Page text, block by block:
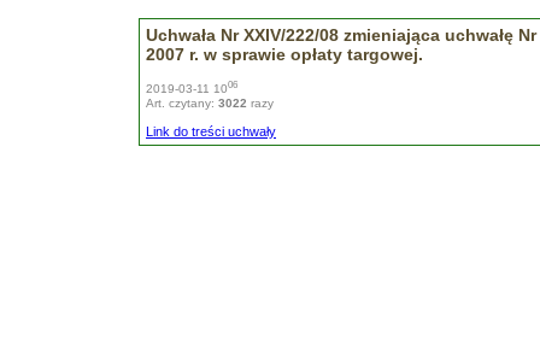
Uchwała Nr XXIV/222/08 zmieniająca uchwałę
2007 r. w sprawie opłaty targowej.
2019-03-11 1006
Art. czytany: 3022 razy
Link do treści uchwały